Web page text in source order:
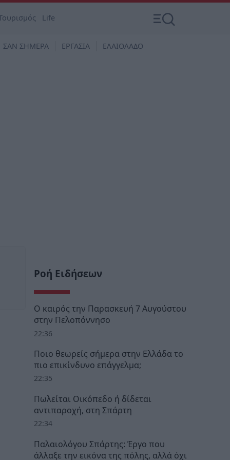
Life
ΣΑΝ ΣΗΜΕΡΑ ΕΡΓΑΣΙΑ ΕΛΑΙΟΛΑΔΟ
Ροή Ειδήσεων
Ο καιρός την Παρασκευή 7 Αυγούστου
στην Πελοπόννησο
22:36
Ποιο θεωρείς σήμερα στην Ελλάδα το
πιο επικίνδυνο επάγγελμα;
22:35
Πωλείται Οικόπεδο ή δίδεται
αντιπαροχή, στη Σπάρτη
22:34
Παλαιολόγου Σπάρτης: Έργο που
άλλαξε την εικόνα της πόλης, αλλά όχι